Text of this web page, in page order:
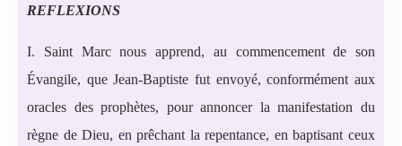
REFLEXIONS
I. Saint Marc nous apprend, au commencement de son
Évangile, que Jean-Baptiste fut envoyé, conformément aux
oracles des prophètes, pour annoncer la manifestation du
règne de Dieu, en prêchant la repentance, en baptisant ceux